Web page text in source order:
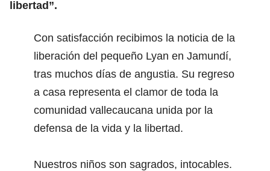
libertad”.
Con satisfacción recibimos la noticia de la
liberación del pequeño Lyan en Jamundí,
tras muchos días de angustia. Su regreso
a casa representa el clamor de toda la
comunidad vallecaucana unida por la
defensa de la vida y la libertad.
Nuestros niños son sagrados, intocables.